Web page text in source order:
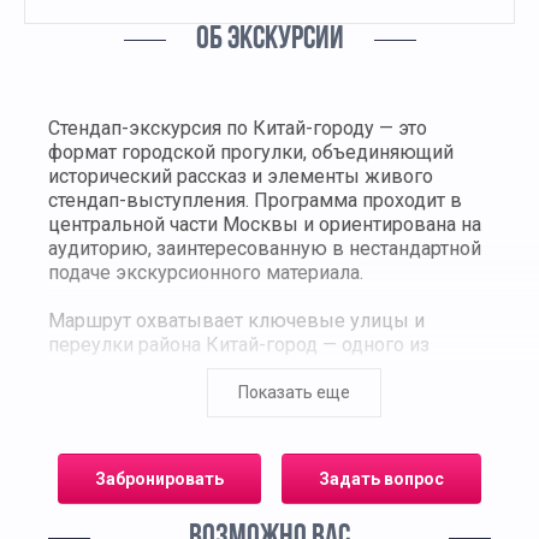
ОБ ЭКСКУРСИИ
Стендап-экскурсия по Китай-городу — это
формат городской прогулки, объединяющий
исторический рассказ и элементы живого
стендап-выступления. Программа проходит в
центральной части Москвы и ориентирована на
аудиторию, заинтересованную в нестандартной
подаче экскурсионного материала.
Маршрут охватывает ключевые улицы и
переулки района Китай-город — одного из
Участники знакомятся с архитектурой, узнают о
на развитие города в разные исторические
периоды.
Показать еще
Забронировать Задать вопрос